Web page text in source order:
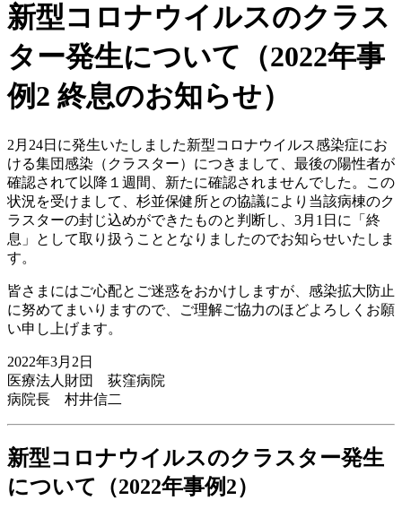
新型コロナウイルスのクラス
ター発生について（2022年事
例2 終息のお知らせ）
2月24日に発生いたしました新型コロナウイルス感染症にお
ける集団感染（クラスター）につきまして、最後の陽性者が
確認されて以降１週間、新たに確認されませんでした。この
状況を受けまして、杉並保健所との協議により当該病棟のク
ラスターの封じ込めができたものと判断し、3月1日に「終
息」として取り扱うこととなりましたのでお知らせいたしま
す。
皆さまにはご心配とご迷惑をおかけしますが、感染拡大防止
に努めてまいりますので、ご理解ご協力のほどよろしくお願
い申し上げます。
2022年3月2日
医療法人財団 荻窪病院
病院長 村井信二
新型コロナウイルスのクラスター発生
について（2022年事例2）